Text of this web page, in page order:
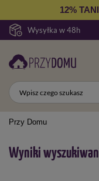
Wysyłka w 48h
12%
Przy Domu
Wyniki